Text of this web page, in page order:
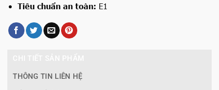
Tiêu chuẩn an toàn: E1
THÔNG TIN LIÊN HỆ